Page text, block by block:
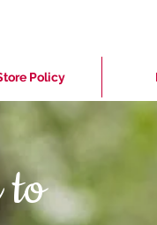
Policy
to